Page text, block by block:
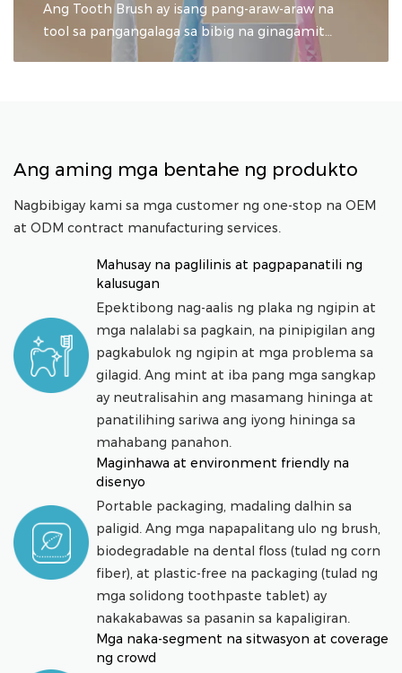
Ang Tooth Brush ay isang pang-araw-araw na
tool sa pangangalaga sa bibig na ginagamit
upang linisin ang mga ngipin, gilagid at dila.
sakit sa gilagid, mga lukab, at mabahong
Ang aming mga bentahe ng produkto
Nagbibigay kami sa mga customer ng one-stop na OEM
at ODM contract manufacturing services.
Mahusay na paglilinis at pagpapanatili ng
kalusugan
Epektibong nag-aalis ng plaka ng ngipin at
mga nalalabi sa pagkain, na pinipigilan ang
pagkabulok ng ngipin at mga problema sa
gilagid. Ang mint at iba pang mga sangkap
ay neutralisahin ang masamang hininga at
panatilihing sariwa ang iyong hininga sa
mahabang panahon.
Maginhawa at environment friendly na
disenyo
Portable packaging, madaling dalhin sa
paligid. Ang mga napapalitang ulo ng brush,
biodegradable na dental floss (tulad ng corn
fiber), at plastic-free na packaging (tulad ng
mga solidong toothpaste tablet) ay
nakakabawas sa pasanin sa kapaligiran.
Mga naka-segment na sitwasyon at coverage
ng crowd